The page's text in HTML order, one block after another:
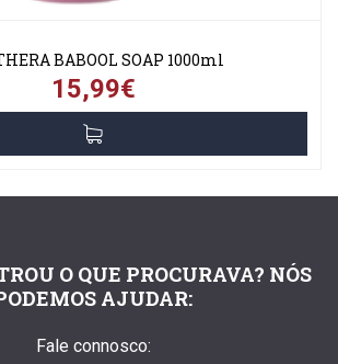
BABOOL SOAP 1000ml
15,99€
O QUE PROCURAVA? NÓS
AJUDAR:
Fale connosco: